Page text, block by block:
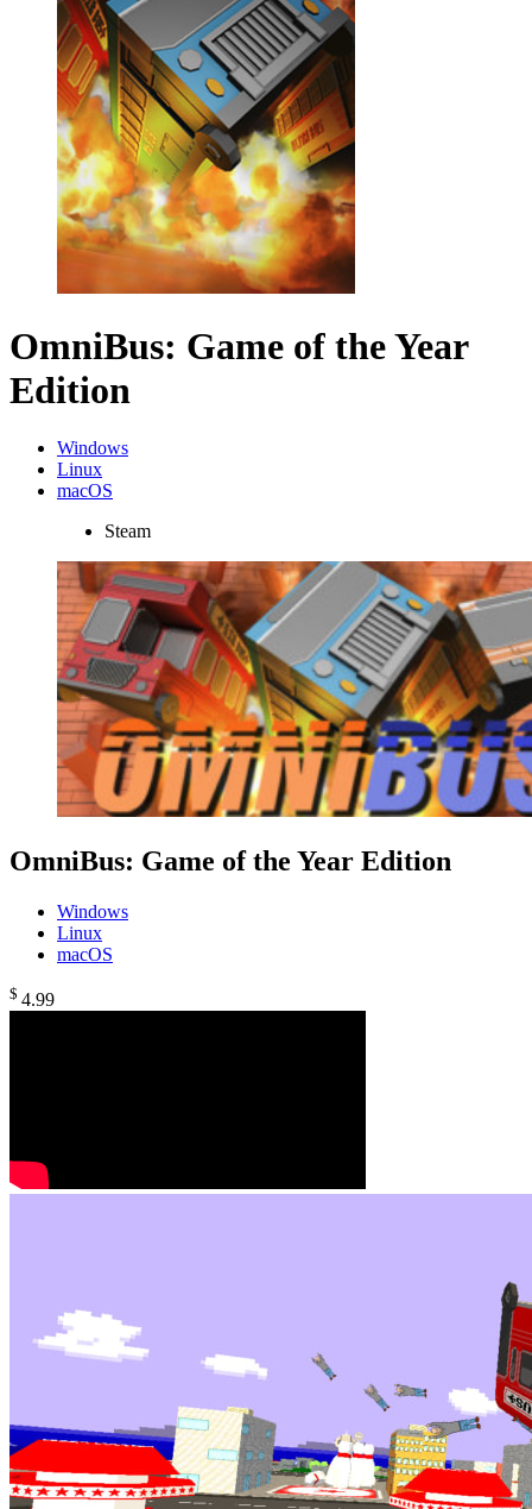
OmniBus: Game of the Year
Edition
Windows
Linux
macOS
Steam
OmniBus: Game of the Year Edition
Windows
Linux
macOS
$ 4.99